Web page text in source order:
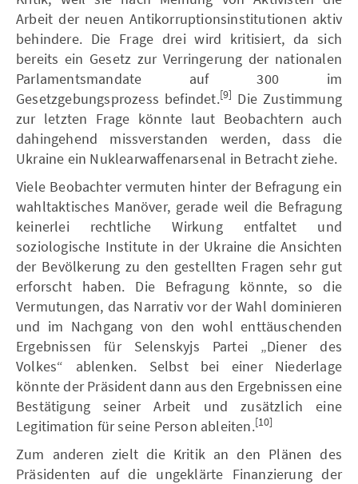
Arbeit der neuen Antikorruptionsinstitutionen aktiv
behindere. Die Frage drei wird kritisiert, da sich
bereits ein Gesetz zur Verringerung der nationalen
Parlamentsmandate auf 300 im
Gesetzgebungsprozess befindet.[9] Die Zustimmung
zur letzten Frage könnte laut Beobachtern auch
dahingehend missverstanden werden, dass die
Ukraine ein Nuklearwaffenarsenal in Betracht ziehe.
Viele Beobachter vermuten hinter der Befragung ein
wahltaktisches Manöver, gerade weil die Befragung
keinerlei rechtliche Wirkung entfaltet und
soziologische Institute in der Ukraine die Ansichten
der Bevölkerung zu den gestellten Fragen sehr gut
erforscht haben. Die Befragung könnte, so die
Vermutungen, das Narrativ vor der Wahl dominieren
und im Nachgang von den wohl enttäuschenden
Ergebnissen für Selenskyjs Partei „Diener des
Volkes“ ablenken. Selbst bei einer Niederlage
könnte der Präsident dann aus den Ergebnissen eine
Bestätigung seiner Arbeit und zusätzlich eine
Legitimation für seine Person ableiten.[10]
Zum anderen zielt die Kritik an den Plänen des
Präsidenten auf die ungeklärte Finanzierung der